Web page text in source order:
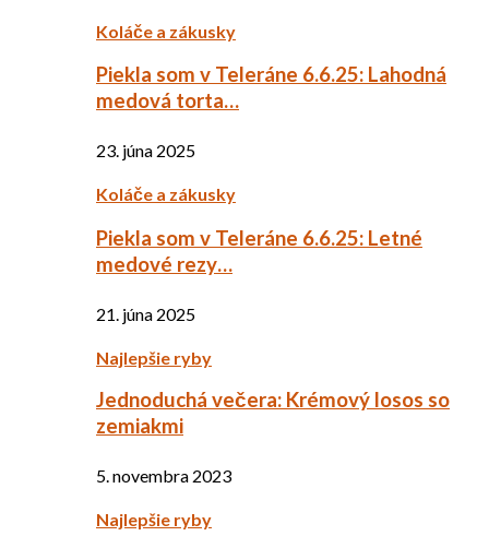
Koláče a zákusky
Piekla som v Teleráne 6.6.25: Lahodná
medová torta…
23. júna 2025
Koláče a zákusky
Piekla som v Teleráne 6.6.25: Letné
medové rezy…
21. júna 2025
Najlepšie ryby
Jednoduchá večera: Krémový losos so
zemiakmi
5. novembra 2023
Najlepšie ryby